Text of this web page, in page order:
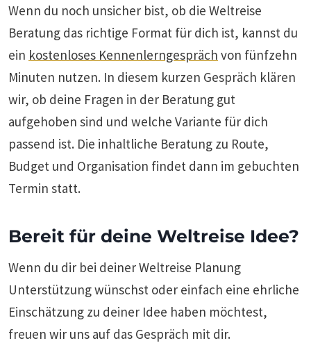
Wenn du noch unsicher bist, ob die Weltreise
Beratung das richtige Format für dich ist, kannst du
ein kostenloses Kennenlerngespräch von fünfzehn
Minuten nutzen. In diesem kurzen Gespräch klären
wir, ob deine Fragen in der Beratung gut
aufgehoben sind und welche Variante für dich
passend ist. Die inhaltliche Beratung zu Route,
Budget und Organisation findet dann im gebuchten
Termin statt.
Bereit für deine Weltreise Idee?
Wenn du dir bei deiner Weltreise Planung
Unterstützung wünschst oder einfach eine ehrliche
Einschätzung zu deiner Idee haben möchtest,
freuen wir uns auf das Gespräch mit dir.